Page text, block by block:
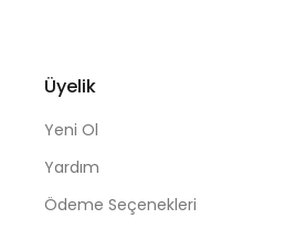
Üyelik
Yeni Ol
Yardım
Ödeme Seçenekleri